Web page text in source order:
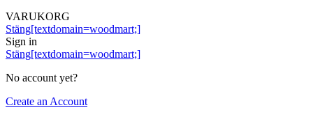
VARUKORG
Stäng[textdomain=woodmart;]
Sign in
Stäng[textdomain=woodmart;]
No account yet?
Create an Account